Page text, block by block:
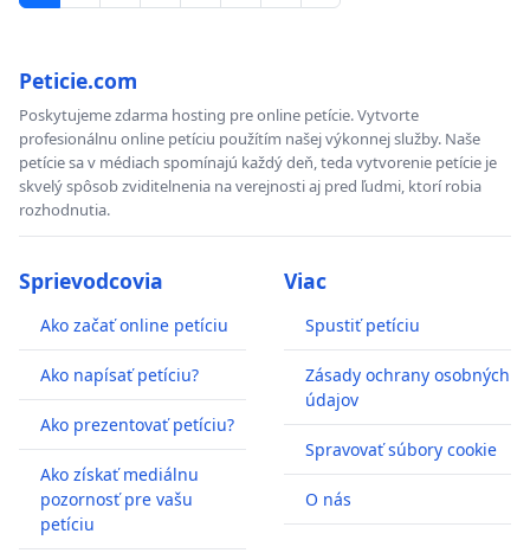
Peticie.com
Poskytujeme zdarma hosting pre online petície. Vytvorte
profesionálnu online petíciu použítím našej výkonnej služby. Naše
petície sa v médiach spomínajú každý deň, teda vytvorenie petície je
skvelý spôsob zviditelnenia na verejnosti aj pred ľudmi, ktorí robia
rozhodnutia.
Sprievodcovia
Ako začať online petíciu
Ako napísať petíciu?
Ako prezentovať petíciu?
Ako získať mediálnu
pozornosť pre vašu
petíciu
Viac
Spustiť petíciu
Zásady ochrany osobných
údajov
Spravovať súbory cookie
O nás